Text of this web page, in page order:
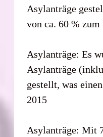
Asylanträge
von ca. 60 %
Asylanträge: Es
Asylanträge
gestellt, was
2015
Asylanträge: Mit